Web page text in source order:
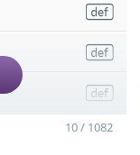
10 / 1082